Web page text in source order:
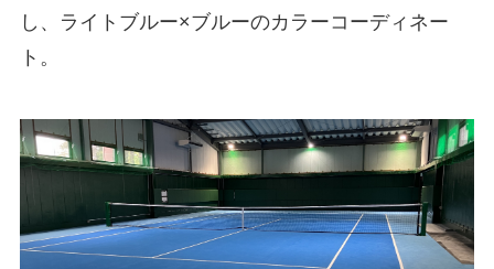
し、ライトブルー×ブルーのカラーコーディネー
ト。